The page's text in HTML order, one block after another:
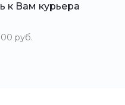
к Вам курьера
руб.